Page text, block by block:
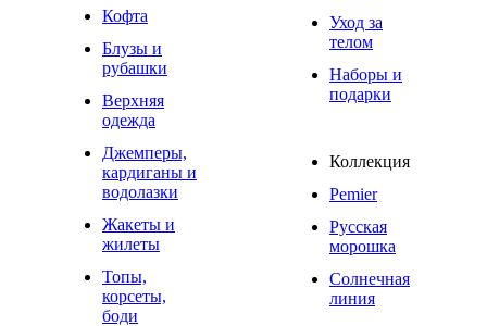
Кофта
Блузы и
рубашки
Верхняя
одежда
Джемперы,
кардиганы и
водолазки
Жакеты и
жилеты
Топы,
корсеты,
боди
Уход за
телом
Наборы и
подарки
Коллекция
Pemier
Русская
морошка
Солнечная
линия